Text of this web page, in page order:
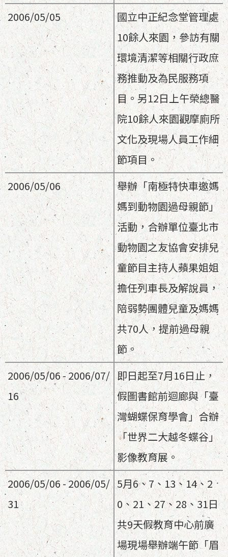
2006/05/05
國立中正紀念堂管理處
10餘人來園，參訪有關
環境清潔等相關行政庶
務推動及為民服務項
目。另12日上午榮總醫
院10餘人來園觀摩廁所
文化及現場人員工作細
節項目。
2006/05/06
舉辦「南極特快車邀媽
媽到動物園過母親節」
活動，合辦單位臺北市
動物園之友協會安排兒
童節目主持人蘋果姐姐
擔任列車長及解說員，
陪弱勢團體兒童及媽媽
共70人，提前過母親
節。
2006/05/06 - 2006/07/
16
即日起至7月16日止，
假圖書館前迴廊與「臺
灣蝴蝶保育學會」合辦
「世界二大越冬蝶谷」
影像教育展。
2006/05/06 - 2006/05/
31
5月6、7、13、14、2
0、21、27、28、31日
共9天假教育中心前廣
場現場舉辦端午節「眉